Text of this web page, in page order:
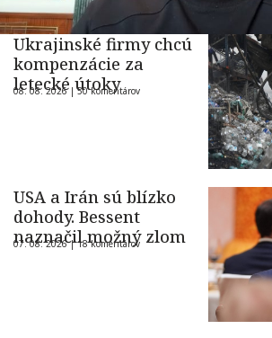
Ukrajinské firmy chcú
kompenzácie za
letecké útoky
08. 08. 2026 |50 komentárov
USA a Irán sú blízko
dohody. Bessent
naznačil možný zlom
07. 08. 2026 |18 komentárov